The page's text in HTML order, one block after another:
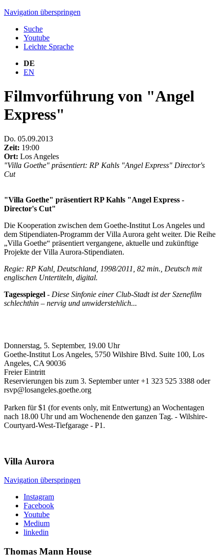
Navigation überspringen
Suche
Youtube
Leichte Sprache
DE
EN
Filmvorführung von "Angel
Express"
Do. 05.09.2013
Zeit: 19:00
Ort: Los Angeles
"Villa Goethe" präsentiert: RP Kahls "Angel Express" Director's
Cut
"Villa Goethe" präsentiert RP Kahls "Angel Express -
Director's Cut"
Die Kooperation zwischen dem Goethe-Institut Los Angeles und
dem Stipendiaten-Programm der Villa Aurora geht weiter. Die Reihe
„Villa Goethe“ präsentiert vergangene, aktuelle und zukünftige
Projekte der Villa Aurora-Stipendiaten.
Regie: RP Kahl, Deutschland, 1998/2011, 82 min., Deutsch mit
englischen Untertiteln, digital.
Tagesspiegel - Diese Sinfonie einer Club-Stadt ist der Szenefilm
schlechthin – nervig und unwiderstehlich...
Donnerstag, 5. September, 19.00 Uhr
Goethe-Institut Los Angeles, 5750 Wilshire Blvd. Suite 100, Los
Angeles, CA 90036
Freier Eintritt
Reservierungen bis zum 3. September unter +1 323 525 3388 oder
rsvp@losangeles.goethe.org
Parken für $1 (for events only, mit Entwertung) an Wochentagen
nach 18.00 Uhr und am Wochenende den ganzen Tag. - Wilshire-
Courtyard-West-Tiefgarage - P1.
Villa Aurora
Navigation überspringen
Instagram
Facebook
Youtube
Medium
linkedin
Thomas Mann House